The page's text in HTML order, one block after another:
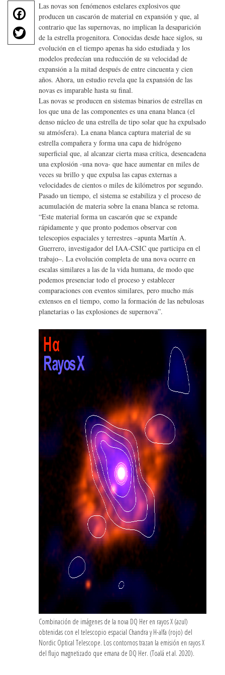
F
e
T
w
it
te
Las novas son fenómenos estelares explosivos que
producen un cascarón de material en expansión y que, al
contrario que las supernovas, no implican la desaparición
de la estrella progenitora. Conocidas desde hace siglos, su
evolución en el tiempo apenas ha sido estudiada y los
modelos predecían una reducción de su velocidad de
expansión a la mitad después de entre cincuenta y cien
años. Ahora, un estudio revela que la expansión de las
novas es imparable hasta su final.
Las novas se producen en sistemas binarios de estrellas en
los que una de las componentes es una enana blanca (el
denso núcleo de una estrella de tipo solar que ha expulsado
su atmósfera). La enana blanca captura material de su
estrella compañera y forma una capa de hidrógeno
superficial que, al alcanzar cierta masa crítica, desencadena
una explosión -una nova- que hace aumentar en miles de
veces su brillo y que expulsa las capas externas a
velocidades de cientos o miles de kilómetros por segundo.
Pasado un tiempo, el sistema se estabiliza y el proceso de
acumulación de materia sobre la enana blanca se retoma.
“Este material forma un cascarón que se expande
rápidamente y que pronto podemos observar con
telescopios espaciales y terrestres –apunta Martín A.
Guerrero, investigador del IAA-CSIC que participa en el
trabajo–. La evolución completa de una nova ocurre en
escalas similares a las de la vida humana, de modo que
podemos presenciar todo el proceso y establecer
comparaciones con eventos similares, pero mucho más
extensos en el tiempo, como la formación de las nebulosas
planetarias o las explosiones de supernova”.
Combinación de imágenes de la nova DQ Her en rayos X (azul)
obtenidas con el telescopio espacial Chandra y H-alfa (rojo) del
Nordic Optical Telescope. Los contornos trazan la emisión en rayos X
del flujo magnetizado que emana de DQ Her. (Toalá et al. 2020).